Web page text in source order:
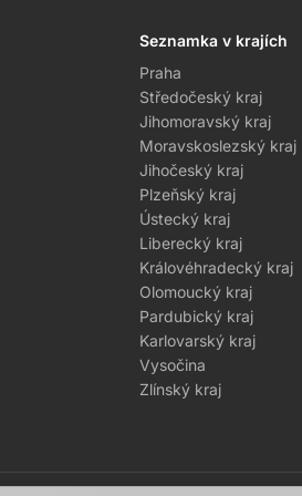
Seznamka v krajích
Praha
Středočeský kraj
Jihomoravský kraj
Moravskoslezský kraj
Jihočeský kraj
Plzeňský kraj
Ústecký kraj
Liberecký kraj
Královéhradecký kraj
Olomoucký kraj
Pardubický kraj
Karlovarský kraj
Vysočina
Zlínský kraj